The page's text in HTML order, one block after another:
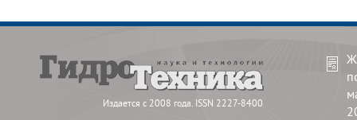
Издается с 2008 года. ISSN 2227-8400